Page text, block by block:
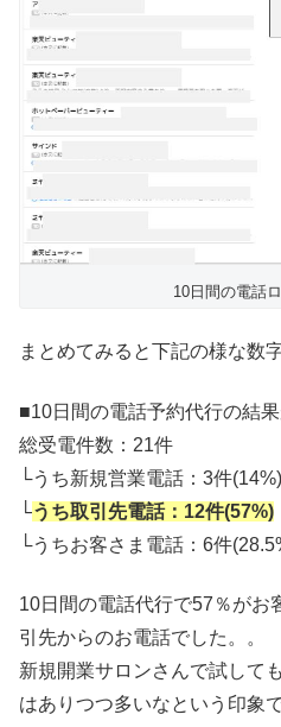
10日間の電話
まとめてみると下記の様な数字
■10日間の電話予約代行の結
総受電件数：21件
└うち新規営業電話：3件(14%)
└うち取引先電話：12件(57%)
└うちお客さま電話：6件
10日間の電話代行で57％がお
引先からのお電話でした。。
新規開業サロンさんで試して
はありつつ多いなという印象で